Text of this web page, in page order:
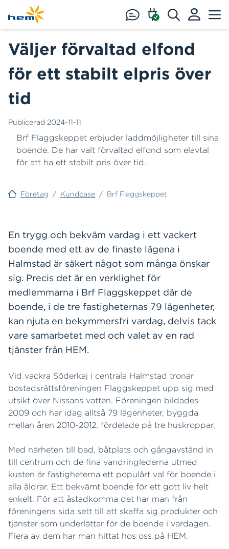
Hoppa till huvudinnehåll
Väljer förvaltad elfond
för ett stabilt elpris över
tid
Publicerad 2024-11-11
Brf Flaggskeppet erbjuder laddmöjligheter till sina
boende. De har valt förvaltad elfond som elavtal
för att ha ett stabilt pris över tid.
Företag / Kundcase / Brf Flaggskeppet
En trygg och bekväm vardag i ett vackert
boende med ett av de finaste lägena i
Halmstad är säkert något som många önskar
sig. Precis det är en verklighet för
medlemmarna i Brf Flaggskeppet där de
boende, i de tre fastigheternas 79 lägenheter,
kan njuta en bekymmersfri vardag, delvis tack
vare samarbetet med och valet av en rad
tjänster från HEM.
Vid vackra Söderkaj i centrala Halmstad tronar
bostadsrättsföreningen Flaggskeppet upp sig med
utsikt över Nissans vatten. Föreningen bildades
2009 och har idag alltså 79 lägenheter, byggda
mellan åren 2010-2012, fördelade på tre huskroppar.
Med närheten till bad, båtplats och gångavstånd in
till centrum och de fina vandringlederna utmed
kusten är fastigheterna ett populärt val för boende i
alla åldrar. Ett bekvämt boende för ett gott liv helt
enkelt. För att åstadkomma det har man från
föreningens sida sett till att skaffa sig produkter och
tjänster som underlättar för de boende i vardagen.
Flera av dem har man hittat hos oss på HEM.